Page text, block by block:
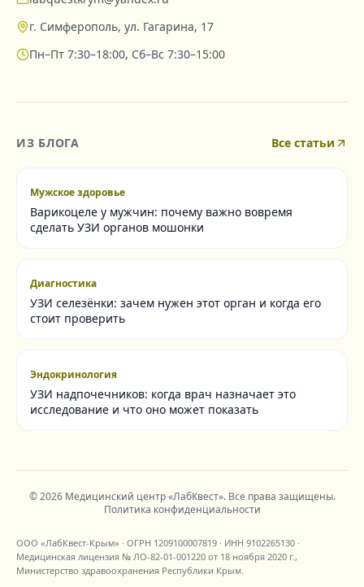
г. Симферополь, ул. Гагарина, 17
Пн–Пт 7:30–18:00, Сб–Вс 7:30–15:00
ИЗ БЛОГА Все статьи
Мужское здоровье
Варикоцеле у мужчин: почему важно вовремя
сделать УЗИ органов мошонки
Диагностика
УЗИ селезёнки: зачем нужен этот орган и когда его
стоит проверить
Эндокринология
УЗИ надпочечников: когда врач назначает это
исследование и что оно может показать
©2026 Медицинский центр «ЛабКвест». Все права защищены.
Политика конфиденциальности
ООО «ЛабКвест-Крым» · ОГРН 1209100007819 · ИНН 9102265130 ·
Медицинская лицензия № ЛО-82-01-001220 от 18 ноября 2020 г.,
Министерство здравоохранения Республики Крым.